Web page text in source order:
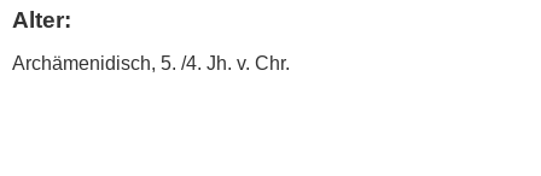
Alter:
Archämenidisch, 5. /4. Jh. v. Chr.